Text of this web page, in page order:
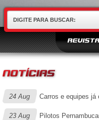
24 Aug Carros e equipes já
23 Aug Pilotos